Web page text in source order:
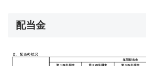
配当金